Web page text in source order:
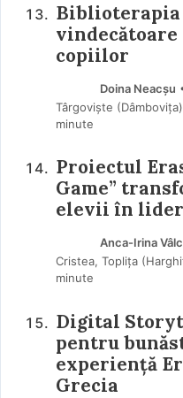
Biblioterapia
copiilor
Doina Neacșu
Târgoviște
minute
Proiectul
Game”
elevii în
Anca-Irina
Cristea, Toplița
minute
Digital
pentru
experiență
Grecia